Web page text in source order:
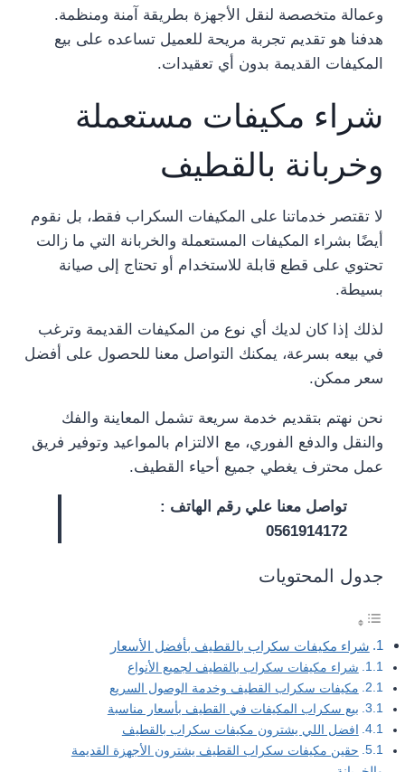
وعمالة متخصصة لنقل الأجهزة بطريقة آمنة ومنظمة.
هدفنا هو تقديم تجربة مريحة للعميل تساعده على بيع
المكيفات القديمة بدون أي تعقيدات.
شراء مكيفات مستعملة
وخربانة بالقطيف
لا تقتصر خدماتنا على المكيفات السكراب فقط، بل نقوم
أيضًا بشراء المكيفات المستعملة والخربانة التي ما زالت
تحتوي على قطع قابلة للاستخدام أو تحتاج إلى صيانة
بسيطة.
لذلك إذا كان لديك أي نوع من المكيفات القديمة وترغب
في بيعه بسرعة، يمكنك التواصل معنا للحصول على أفضل
سعر ممكن.
نحن نهتم بتقديم خدمة سريعة تشمل المعاينة والفك
والنقل والدفع الفوري، مع الالتزام بالمواعيد وتوفير فريق
عمل محترف يغطي جميع أحياء القطيف.
تواصل معنا علي رقم الهاتف :
0561914172
جدول المحتويات
شراء مكيفات سكراب بالقطيف بأفضل الأسعار
شراء مكيفات سكراب بالقطيف لجميع الأنواع
مكيفات سكراب القطيف وخدمة الوصول السريع
بيع سكراب المكيفات في القطيف بأسعار مناسبة
افضل اللي يشترون مكيفات سكراب بالقطيف
حقين مكيفات سكراب القطيف يشترون الأجهزة القديمة